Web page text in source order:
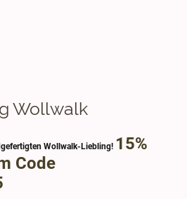
Wollwalk
Wollwalk-Liebling! 15%
Code